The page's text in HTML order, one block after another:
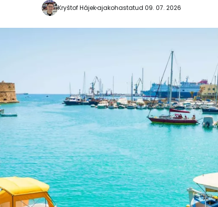
Kryštof Hájekajakohastatud 09. 07. 2026